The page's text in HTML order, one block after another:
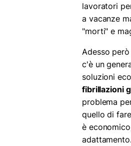
lavoratori
a vacanze
"morti" e
Adesso
c'è un
soluzioni
fibrillazioni
problema
quello di
è